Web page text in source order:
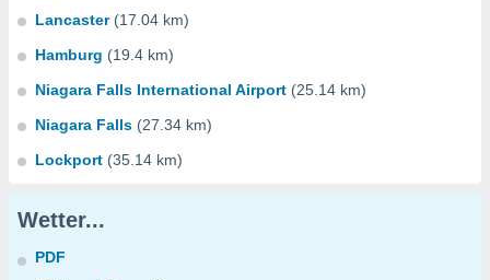
Lancaster (17.04 km)
Hamburg (19.4 km)
Niagara Falls International Airport (25.14 km)
Niagara Falls (27.34 km)
Lockport (35.14 km)
Wetter...
PDF